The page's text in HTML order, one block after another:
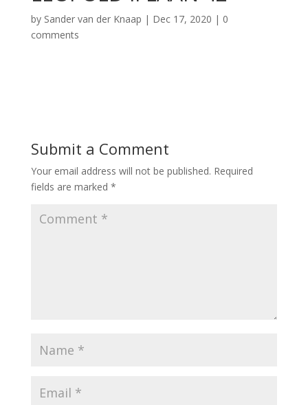
by Sander van der Knaap | Dec 17, 2020 | 0
comments
Submit a Comment
Your email address will not be published. Required
fields are marked *